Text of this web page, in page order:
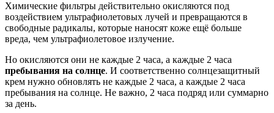
Химические фильтры действительно окисляются под
воздействием ультрафиолетовых лучей и превращаются в
свободные радикалы, которые наносят коже ещё больше
вреда, чем ультрафиолетовое излучение.
Но окисляются они не каждые 2 часа, а каждые 2 часа
пребывания на солнце. И соответственно солнцезащитный
крем нужно обновлять не каждые 2 часа, а каждые 2 часа
пребывания на солнце. Не важно, 2 часа подряд или суммарно
за день.